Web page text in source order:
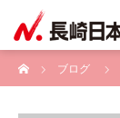
ブログ